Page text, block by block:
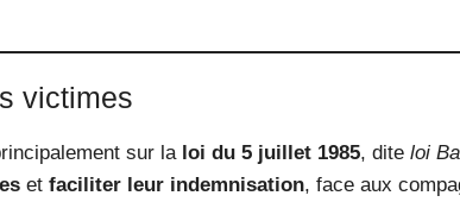
victimes
sur la loi du 5 juillet 1985, dite loi
et faciliter leur indemnisation, face aux